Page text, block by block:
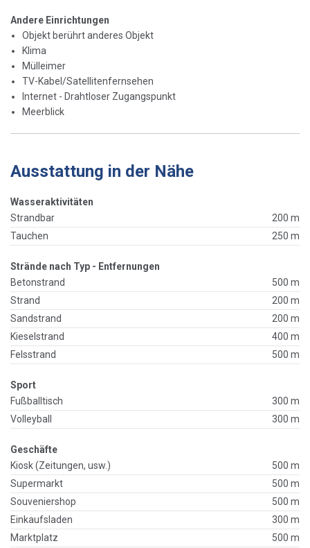
Andere Einrichtungen
Objekt berührt anderes Objekt
Klima
Mülleimer
TV-Kabel/Satellitenfernsehen
Internet - Drahtloser Zugangspunkt
Meerblick
Ausstattung in der Nähe
Wasseraktivitäten
Strandbar
200 m
Tauchen
250 m
Strände nach Typ - Entfernungen
Betonstrand
500 m
Strand
200 m
Sandstrand
200 m
Kieselstrand
400 m
Felsstrand
500 m
Sport
Fußballtisch
300 m
Volleyball
300 m
Geschäfte
Kiosk (Zeitungen, usw.)
500 m
Supermarkt
500 m
Souveniershop
500 m
Einkaufsladen
300 m
Marktplatz
500 m